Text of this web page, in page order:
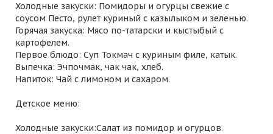
Холодные закуски: Помидоры и огурцы свежие с
соусом Песто, рулет куриный с казылыком и зеленью.
Горячая закуска: Мясо по-татарски и кыстыбый с
картофелем.
Первое блюдо: Суп Токмач с куриным филе, катык.
Выпечка: Эчпочмак, чак чак, хлеб.
Напиток: Чай с лимоном и сахаром.
Детское меню:
Холодные закуски:Салат из помидор и огурцов.